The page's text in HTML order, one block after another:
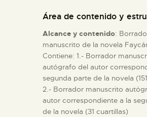
Área de contenido y
Alcance y contenido:
manuscrito de la novela
Contiene: 1.- Borrador
autógrafo del autor
segunda parte de la novela
2.- Borrador manuscrito
autor correspondiente a la
de la novela (31 cuartillas)